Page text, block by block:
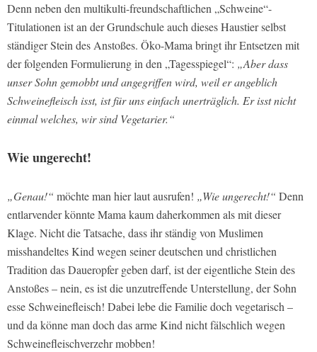
Denn neben den multikulti-freundschaftlichen „Schweine“-
Titulationen ist an der Grundschule auch dieses Haustier selbst
ständiger Stein des Anstoßes. Öko-Mama bringt ihr Entsetzen mit
der folgenden Formulierung in den „Tagesspiegel“: „Aber dass
unser Sohn gemobbt und angegriffen wird, weil er angeblich
Schweinefleisch isst, ist für uns einfach unerträglich. Er isst nicht
einmal welches, wir sind Vegetarier.“
Wie ungerecht!
„Genau!“ möchte man hier laut ausrufen! „Wie ungerecht!“ Denn
entlarvender könnte Mama kaum daherkommen als mit dieser
Klage. Nicht die Tatsache, dass ihr ständig von Muslimen
misshandeltes Kind wegen seiner deutschen und christlichen
Tradition das Daueropfer geben darf, ist der eigentliche Stein des
Anstoßes – nein, es ist die unzutreffende Unterstellung, der Sohn
esse Schweinefleisch! Dabei lebe die Familie doch vegetarisch –
und da könne man doch das arme Kind nicht fälschlich wegen
Schweinefleischverzehr mobben!